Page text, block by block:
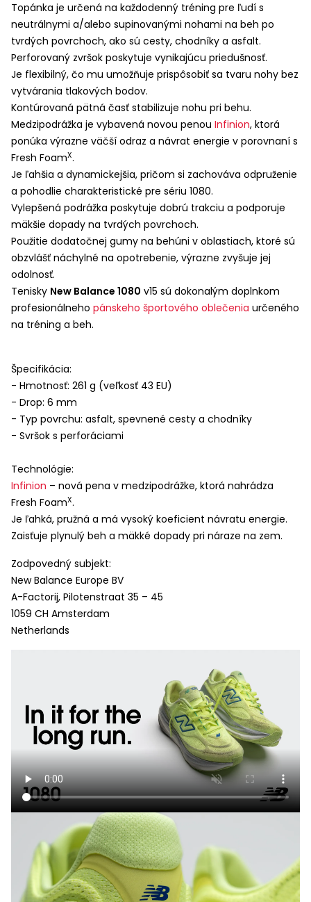
Topánka je určená na každodenný tréning pre ľudí s
neutrálnymi a/alebo supinovanými nohami na beh po
tvrdých povrchoch, ako sú cesty, chodníky a asfalt.
Perforovaný zvršok poskytuje vynikajúcu priedušnosť.
Je flexibilný, čo mu umožňuje prispôsobiť sa tvaru nohy bez
vytvárania tlakových bodov.
Kontúrovaná pätná časť stabilizuje nohu pri behu.
Medzipodrážka je vybavená novou penou Infinion, ktorá
ponúka výrazne väčší odraz a návrat energie v porovnaní s
Fresh FoamX.
Je ľahšia a dynamickejšia, pričom si zachováva odpruženie
a pohodlie charakteristické pre sériu 1080.
Vylepšená podrážka poskytuje dobrú trakciu a podporuje
mäkšie dopady na tvrdých povrchoch.
Použitie dodatočnej gumy na behúni v oblastiach, ktoré sú
obzvlášť náchylné na opotrebenie, výrazne zvyšuje jej
odolnosť.
Tenisky New Balance 1080 v15 sú dokonalým doplnkom
profesionálneho pánskeho športového oblečenia určeného
na tréning a beh.
Špecifikácia:
- Hmotnosť: 261 g (veľkosť 43 EU)
- Drop: 6 mm
- Typ povrchu: asfalt, spevnené cesty a chodníky
- Svršok s perforáciami
Technológie:
Infinion – nová pena v medzipodrážke, ktorá nahrádza
Fresh FoamX.
Je ľahká, pružná a má vysoký koeficient návratu energie.
Zaisťuje plynulý beh a mäkké dopady pri náraze na zem.
Zodpovedný subjekt:
New Balance Europe BV
A-Factorij, Pilotenstraat 35 – 45
1059 CH Amsterdam
Netherlands
Táto stránka využíva súbory
cookies
Stránka využíva súbory cookies za účelom
realizácie služieb, ktoré sú o. i. spojené so
správnym fungovaním servisu,